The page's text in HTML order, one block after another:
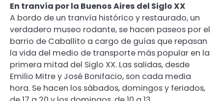
En tranvía por la Buenos Aires del Siglo XX
A bordo de un tranvía histórico y restaurado, un
verdadero museo rodante, se hacen paseos por el
barrio de Caballito a cargo de guías que repasan
la vida del medio de transporte más popular en la
primera mitad del Siglo XX. Las salidas, desde
Emilio Mitre y José Bonifacio, son cada media
hora. Se hacen los sábados, domingos y feriados,